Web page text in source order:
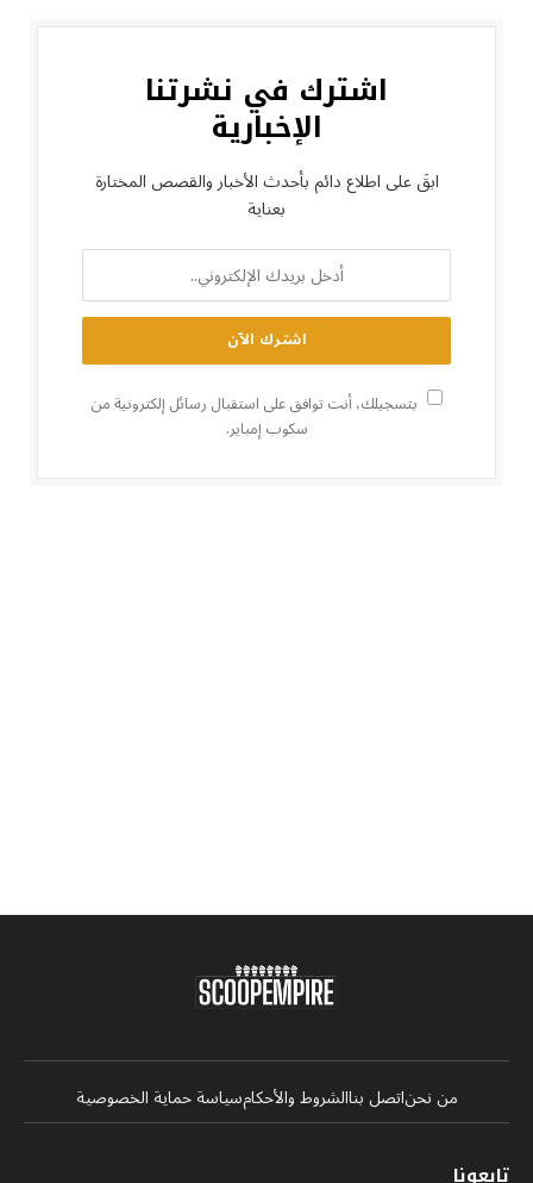
اشترك في نشرتنا
الإخبارية
ابقَ على اطلاع دائم بأحدث الأخبار والقصص المختارة
بعناية
بتسجيلك، أنت توافق على استقبال رسائل إلكترونية من
سكوب إمباير.
من نحناتصل بناالشروط والأحكامسياسة حماية الخصوصية
تابعونا